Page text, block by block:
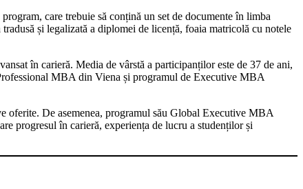
care trebuie să conțină un set de documente în limba
și legalizată a diplomei de licență, foaia matricolă cu notele
în carieră. Media de vârstă a participanților este de 37 de ani,
MBA din Viena și programul de Executive MBA
oferite. De asemenea, programul său Global Executive MBA
progresul în carieră, experiența de lucru a studenților și